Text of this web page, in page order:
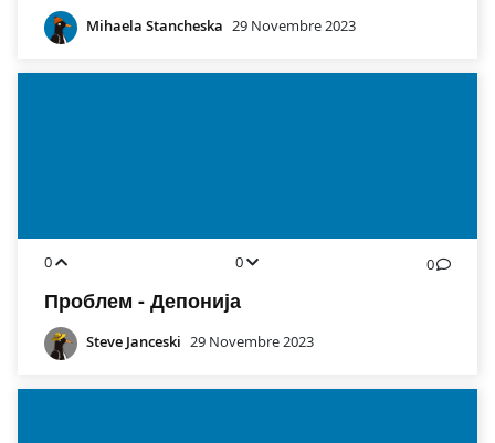
Mihaela Stancheska 29 Novembre 2023
0 0 0
Проблем - Депонија
Steve Janceski 29 Novembre 2023